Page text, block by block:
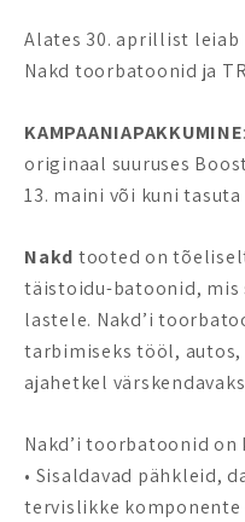
Alates 30. aprillist
Nakd toorbatoonid ja
KAMPAANIAPAKKUMINE
originaal suuruses
13. maini või kuni
Nakd tooted on
täistoidu-batoonid, mis
lastele. Nakd’i
tarbimiseks tööl,
ajahetkel
Nakd’i toorbatoonid on
• Sisaldavad pähkleid,
tervislikke komponente